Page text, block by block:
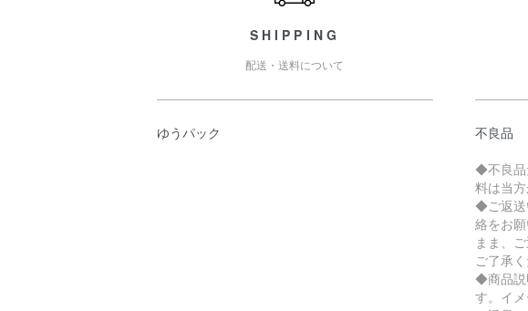
SHIPPING
配送・送料について
ゆうパック
不良品
◆不良品
料は当方
◆ご返送
絡をお
まま、
ご了承く
◆商品説
す。イ